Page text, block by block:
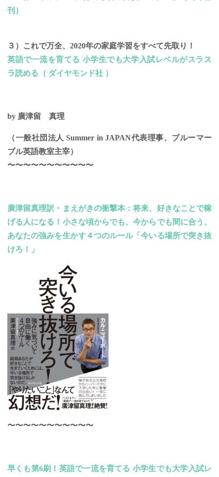
刊）
３）これで万全、2020年の家庭学習をすべて先取り！
英語で一流を育てる 小学生でも大学入試レベルがスラス
ラ読める（ ダイヤモンド社 ）
by 廣津留 真理
（一般社団法人 Summer in JAPAN代表理事、ブルーマー
ブル英語教室主宰）
〜〜〜〜〜〜〜〜〜〜〜
廣津留真理訳・まえがきの衝撃本：将来、好きなことで稼
げる人になる！小さな頃からでも、今からでも間に合う、
あなたの強みを生かす４つのルール「今いる場所で突き抜
けろ！」
〜〜〜〜〜〜〜〜〜〜〜
早くも第6刷！英語で一流を育てる 小学生でも大学入試レ